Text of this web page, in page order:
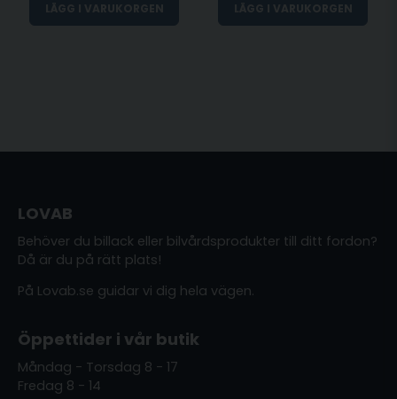
LÄGG I VARUKORGEN LÄGG I VARUKORGEN
LOVAB
Behöver du billack eller bilvårdsprodukter till ditt fordon?
Då är du på rätt plats!
På Lovab.se guidar vi dig hela vägen.
Öppettider i vår butik
Måndag - Torsdag 8 - 17
Fredag 8 - 14